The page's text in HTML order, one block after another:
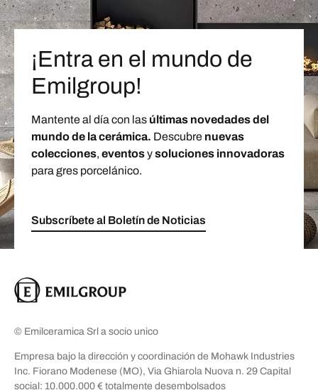
¡Entra en el mundo de
Emilgroup!
Mantente al día con las últimas novedades del
mundo de la cerámica. Descubre nuevas
colecciones, eventosysoluciones innovadoras
para gres porcelánico.
Subscríbete al Boletín de Noticias
© Emilceramica Srl a socio unico
Empresa bajo la dirección y coordinación de Mohawk Industries
Inc. Fiorano Modenese (MO), Via Ghiarola Nuova n. 29 Capital
social: 10.000.000 € totalmente desembolsados